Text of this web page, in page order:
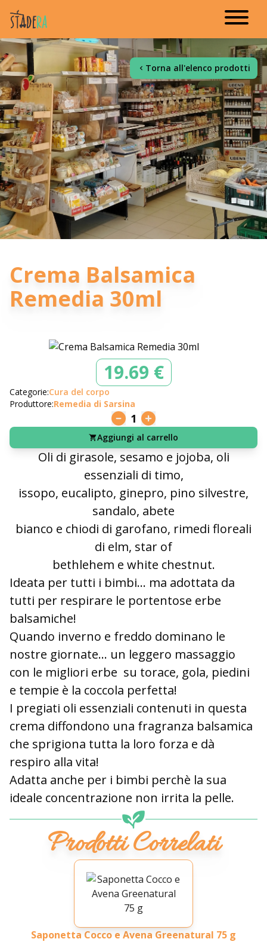
Torna all'elenco prodotti
Crema Balsamica
Remedia 30ml
19.69 €
Categorie:Cura del corpo
Produttore:Remedia di Sarsina
1
Aggiungi al carrello
Oli di girasole, sesamo e jojoba, oli
essenziali di timo,
issopo, eucalipto, ginepro, pino silvestre,
sandalo, abete
bianco e chiodi di garofano, rimedi floreali
di elm, star of
bethlehem e white chestnut.
Ideata per tutti i bimbi... ma adottata da
tutti per respirare le portentose erbe
balsamiche!
Quando inverno e freddo dominano le
nostre giornate... un leggero massaggio
con le migliori erbe su torace, gola, piedini
e tempie è la coccola perfetta!
I pregiati oli essenziali contenuti in questa
crema diffondono una fragranza balsamica
che sprigiona tutta la loro forza e dà
respiro alla vita!
Adatta anche per i bimbi perchè la sua
ideale concentrazione non irrita la pelle.
Prodotti Correlati
Saponetta Cocco e Avena Greenatural 75 g